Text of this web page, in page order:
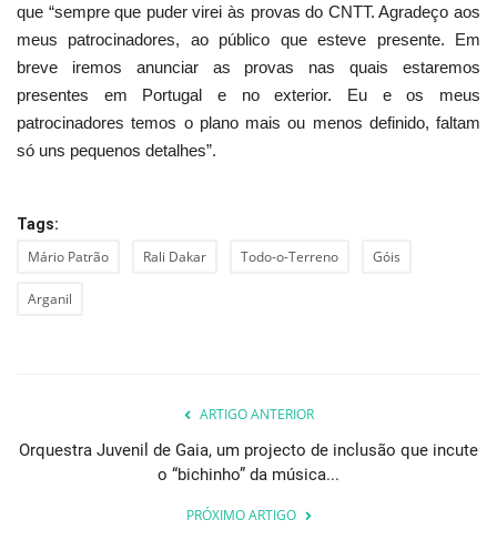
que “sempre que puder virei às provas do CNTT. Agradeço aos
meus patrocinadores, ao público que esteve presente. Em
breve iremos anunciar as provas nas quais estaremos
presentes em Portugal e no exterior. Eu e os meus
patrocinadores temos o plano mais ou menos definido, faltam
só uns pequenos detalhes”.
Tags:
Mário Patrão Rali Dakar Todo-o-Terreno Góis
Arganil
ARTIGO ANTERIOR
Orquestra Juvenil de Gaia, um projecto de inclusão que incute
o “bichinho” da música...
PRÓXIMO ARTIGO